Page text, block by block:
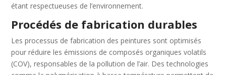
étant respectueuses de l’environnement.
Procédés de fabrication durables
Les processus de fabrication des peintures sont optimisés
pour réduire les émissions de composés organiques volatils
(COV), responsables de la pollution de l’air. Des technologies